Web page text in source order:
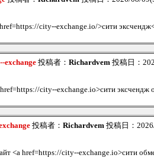
href=https://city--exchange.io/>сити
exchange 投稿者： Richardvem 投稿日：
city--exchange.io>сити эксчендж
投稿者： Richardvem 投稿日：
<a href=https://city--exchange.io>сити